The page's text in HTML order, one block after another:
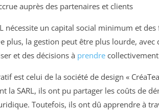
auprès des partenaires et clients
nécessite un capital social minimum et
plus, la gestion peut être plus lourde, avec
et des décisions à prendre
est celui de la société de design «
la SARL, ils ont pu partager les coûts de
Toutefois, ils ont dû apprendre à